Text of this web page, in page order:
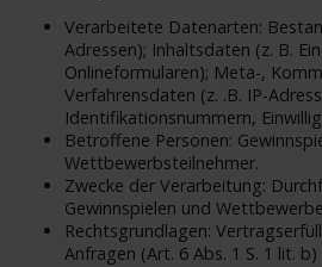
Verarbeitete Datenarten:
Adressen); Inhaltsdaten (z. B.
Onlineformularen); Meta-,
Verfahrensdaten (z. .B. IP-
Identifikationsnummern,
Betroffene Personen:
Wettbewerbsteilnehmer.
Zwecke der Verarbeitung:
Gewinnspielen und
Rechtsgrundlagen:
Anfragen (Art. 6 Abs. 1 S. 1 lit. b)